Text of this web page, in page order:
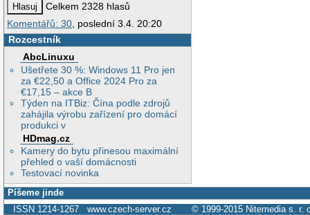
Celkem 2328 hlasů
Komentářů: 30, poslední 3.4. 20:20
Rozcestník
AbcLinuxu
Ušetřete 30 %: Windows 11 Pro jen
za €22,50 a Office 2024 Pro za
€17,15 – akce B
Týden na ITBiz: Čína podle zdrojů
zahájila výrobu zařízení pro domácí
produkci v
HDmag.cz
Kamery do bytu přinesou maximální
přehled o vaší domácnosti
Testovací novinka
Píšeme jinde
ISSN 1214-1267 www.czech-server.cz © 1999-2015 Nitemedia s. r.